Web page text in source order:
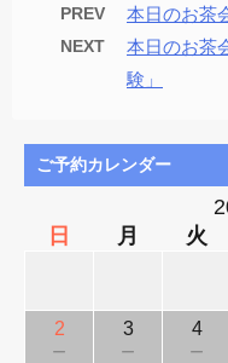
PREV 本日のお茶
NEXT
本日のお茶
験」
ご予約カレンダー
日
月 火
2
－
3
－
4
－